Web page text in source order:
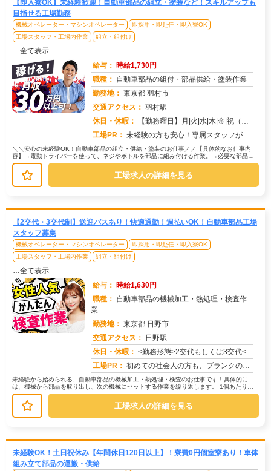
【即入寮OK】未経験歓迎！自動車部品の組立・塗装など！スキルアップも
目指せる工場勤務
機械オペレーター・マシンオペレーター
即採用・即赴任・即入寮OK
工場スタッフ・工場内作業
組立・組付け
…全て表示
給与： 時給1,730円
職種： 自動車部品の組付・部品供給・塗装作業
勤務地： 東京都 羽村市
交通アクセス： 羽村駅
休日・休暇：
【勤務曜日】月|火|水|木|金|祝（工場カレンダーに準ずる）【休日・休暇】土日休み（GW休暇・夏季休暇・年末年始休...
工場PR： 未経験の方も安心！専属スタッフが就業まで徹底サポート！初めての工場勤務や住込み勤務でも大丈夫！→ 担当スタッフが丁...
＼＼安心の未経験OK！自動車部品の組立・供給・塗装のお仕事／／【具体的なお仕事内
容】→電動ドライバーを使って、ネジやボトルを部品に組み付ける作業。→必要な部品を
運ぶ、シンプルで負担の少ない作業。...
工場求人の詳細を見る
【2交代・3交代制】送迎バスあり！快適通勤！週払いOK！自動車部品工場
スタッフ募集
機械オペレーター・マシンオペレーター
即採用・即赴任・即入寮OK
工場スタッフ・工場内作業
組立・組付け
…全て表示
給与： 時給1,630円
職種： 自動車部品の機械加工・熱処理・検査作
業
勤務地： 東京都 日野市
交通アクセス：
日野駅
休日・休暇： <勤務形態>2交代もしくは3交代<休日>土日またはシフト制
工場PR： 初めての社会人の方も、ブランクのある方も安心！株式会社京栄センターで、新しい一歩を踏み出してみませんか？→充実のサ...
未経験から始められる、自動車部品の機械加工・熱処理・検査のお仕事です！具体的に
は、機械から部品を取り出し、次の機械にセットする作業を繰り返します。 1個あたり約
30秒の作業で、1時間に2000...
工場求人の詳細を見る
未経験OK！土日祝休み【年間休日120日以上】！寮費0円個室寮あり！車体
組み立て部品の運搬・供給